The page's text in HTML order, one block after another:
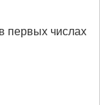
первых числах